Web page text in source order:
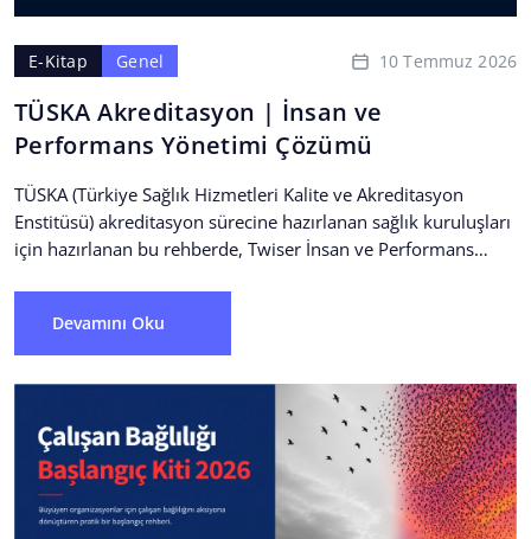
E-Kitap Genel 10 Temmuz 2026
TÜSKA Akreditasyon | İnsan ve
Performans Yönetimi Çözümü
TÜSKA (Türkiye Sağlık Hizmetleri Kalite ve Akreditasyon
Enstitüsü) akreditasyon sürecine hazırlanan sağlık kuruluşları
için hazırlanan bu rehberde, Twiser İnsan ve Performans
Devamını Oku